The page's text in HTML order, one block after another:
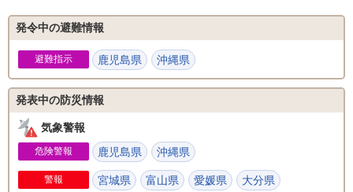
発令中の避難情報
避難指示 鹿児島県 沖縄県
発表中の防災情報
気象警報
危険警報 鹿児島県 沖縄県
警報 宮城県 富山県 愛媛県 大分県